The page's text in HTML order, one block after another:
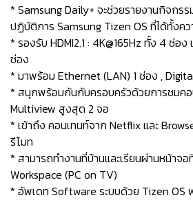
* Samsung Daily+ จะช่วยรายงานกิจกรร
ปฏิบัติการ Samsung Tizen OS ที่ได้ทั้งคว
* รองรับ HDMI2.1 : 4K@165Hz ทั้ง 4 ช่อ
ช่อง
* มาพร้อม Ethernet (LAN) 1 ช่อง ,
* สนุกพร้อมกันกับครอบครัวด้วยการชมค
Multiview สูงสุด 2 จอ
* เข้าถึง คอนเทนท์จาก Netflix และ
รีโมท
* สามารถทำงานที่บ้านและเรียนผ่านหน้าจ
Workspace (PC on TV)
* อัพเดท Software ระบบด้วย Tizen OS